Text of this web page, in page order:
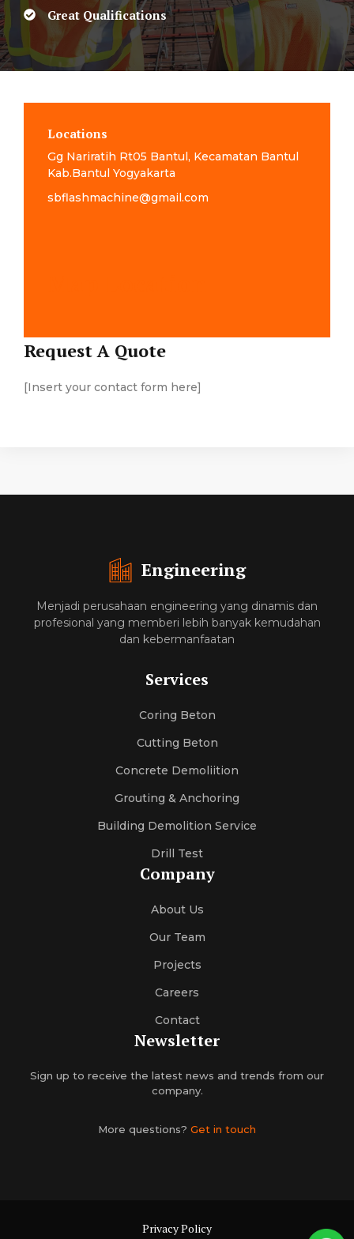
Great Qualifications
Locations
Gg Nariratih Rt05 Bantul, Kecamatan Bantul
Kab.Bantul Yogyakarta
sbflashmachine@gmail.com
Request A Quote
[Insert your contact form here]
Engineering
Menjadi perusahaan engineering yang dinamis dan
profesional yang memberi lebih banyak kemudahan
dan kebermanfaatan
Services
Coring Beton
Cutting Beton
Concrete Demoliition
Grouting & Anchoring
Building Demolition Service
Drill Test
Company
About Us
Our Team
Projects
Careers
Contact
Newsletter
Sign up to receive the latest news and trends from our
company.
More questions? Get in touch
Privacy Policy